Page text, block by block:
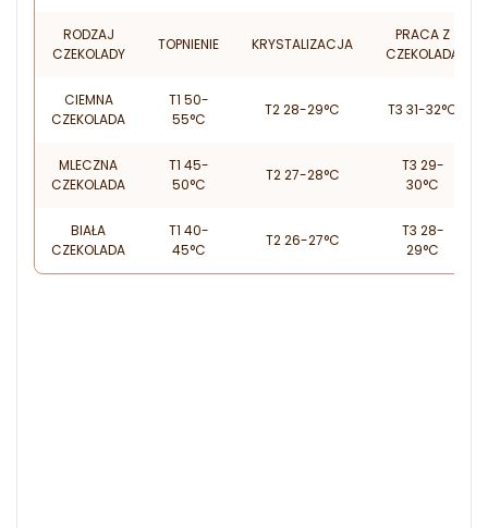
RODZAJ
CZEKOLADY
TOPNIENIE KRYSTALIZACJA
PRACA Z
CZEKOLADĄ
CIEMNA
CZEKOLADA
T1 50-
55°C
T2 28-29°C T3 31-32°C
MLECZNA
CZEKOLADA
T1 45-
50°C
T2 27-28°C
T3 29-
30°C
BIAŁA
CZEKOLADA
T1 40-
45°C
T2 26-27°C
T3 28-
29°C